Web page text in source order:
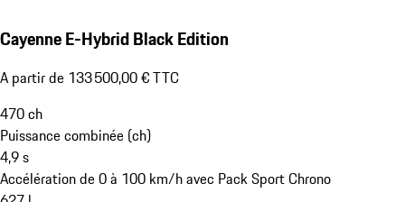
Cayenne E-Hybrid Black Edition
A partir de 133 500,00 € TTC
470ch
Puissance combinée (ch)
4,9s
Accélération de 0 à 100 km/h avec Pack Sport Chrono